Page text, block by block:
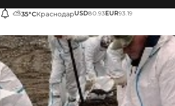
⛅35°CКраснодарUSD80.93EUR93.19